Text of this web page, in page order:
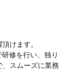
けます。
修を行い、独り
スムーズに業務